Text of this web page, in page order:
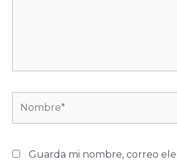
Guarda mi nombre, correo